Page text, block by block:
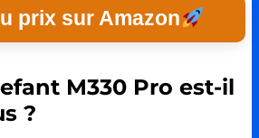
prix sur Amazon
M330 Pro est-il
?